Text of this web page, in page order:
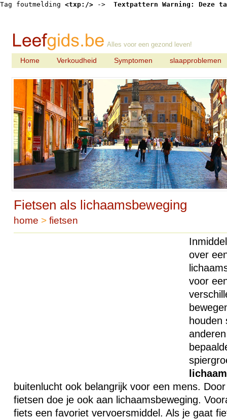
Tag foutmelding <txp:/> -> Textpattern Warning: Deze
Alles voor een gezond leven!
Home Verkoudheid Symptomen slaapproblemen
Fietsen als lichaamsbeweging
home > fietsen
over
voor
buitenlucht ook belangrijk voor een mens.
fietsen doe je ook aan lichaamsbeweging.
fiets een favoriet vervoersmiddel. Als je gaat